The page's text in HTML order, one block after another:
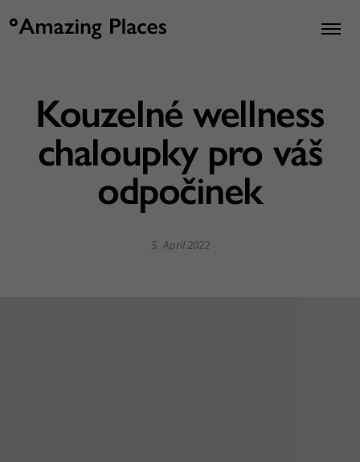
Kouzelné wellness
chaloupky pro váš
odpočinek
5. April 2022